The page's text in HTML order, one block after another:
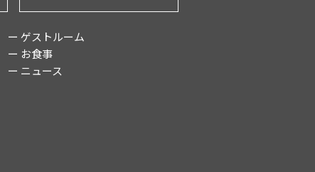
ー ゲストルーム
ー お食事
ー ニュース